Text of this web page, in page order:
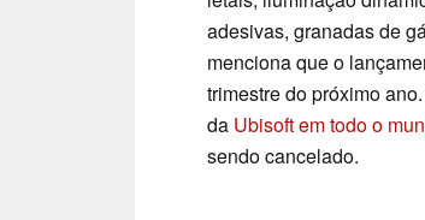
adesivas, granadas de
menciona que o
trimestre do próximo
da Ubisoft em todo o
sendo cancelado.